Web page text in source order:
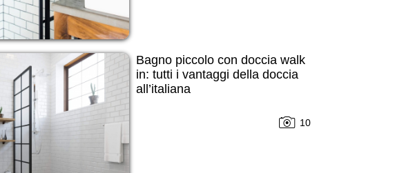
Bagno piccolo con doccia walk
in: tutti i vantaggi della doccia
all’italiana
10